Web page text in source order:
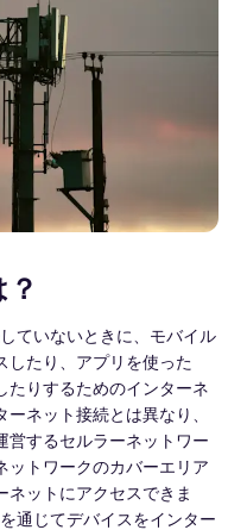
ていないときに、モバイル
したり、アプリを使った
たりするためのインターネ
ネット接続とは異なり、
営するセルラーネットワー
ットワークのカバーエリア
ネットにアクセスできま
通じてデバイスをインター